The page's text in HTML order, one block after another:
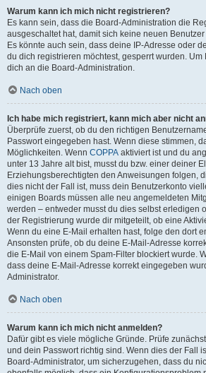
Warum kann ich mich nicht registrieren?
Es kann sein, dass die Board-Administration die
ausgeschaltet hat, damit sich keine neuen
Es könnte auch sein, dass deine IP-Adresse oder
du dich registrieren möchtest, gesperrt wurden.
dich an die Board-Administration.
Nach oben
Ich habe mich registriert, kann mich aber nicht
Überprüfe zuerst, ob du den richtigen
Passwort eingegeben hast. Wenn diese stimmen,
Möglichkeiten. Wenn COPPA aktiviert ist und du
unter 13 Jahre alt bist, musst du bzw. einer deiner
Erziehungsberechtigten den Anweisungen folgen,
dies nicht der Fall ist, muss dein Benutzerkonto
einigen Boards müssen alle neu angemeldeten
werden – entweder musst du dies selbst erledigen
der Registrierung wurde dir mitgeteilt, ob eine
Wenn du eine E-Mail erhalten hast, folge den dort
Ansonsten prüfe, ob du deine E-Mail-Adresse
die E-Mail von einem Spam-Filter blockiert wurde.
dass deine E-Mail-Adresse korrekt eingegeben
Administrator.
Nach oben
Warum kann ich mich nicht anmelden?
Dafür gibt es viele mögliche Gründe. Prüfe
und dein Passwort richtig sind. Wenn dies der Fall
Board-Administrator, um sicherzugehen, dass du